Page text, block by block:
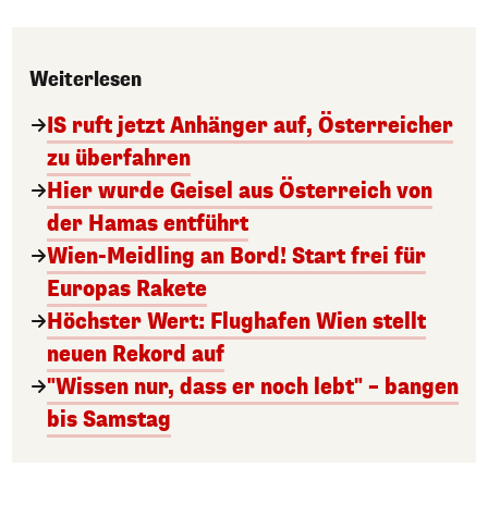
Weiterlesen
IS ruft jetzt Anhänger auf, Österreicher
zu überfahren
Hier wurde Geisel aus Österreich von
der Hamas entführt
Wien-Meidling an Bord! Start frei für
Europas Rakete
Höchster Wert: Flughafen Wien stellt
neuen Rekord auf
"Wissen nur, dass er noch lebt" – bangen
bis Samstag